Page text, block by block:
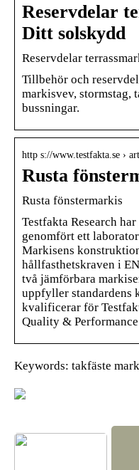
Reservdelar
Ditt solskydd
Reservdelar
Tillbehör och
markisvev, stormstag,
bussningar.
http s://www.testfakta.se ›
Rusta
Rusta fönstermarkis
Testfakta Research
genomfört ett
Markisens
hållfasthetskraven i
två jämförbara
uppfyller standardens
kvalificerar för
Quality &
Keywords: takfäste